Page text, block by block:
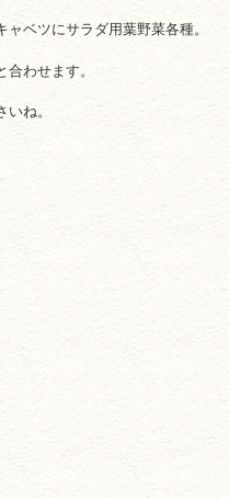
ベツにサラダ用葉野菜各種。
わせます。
ね。